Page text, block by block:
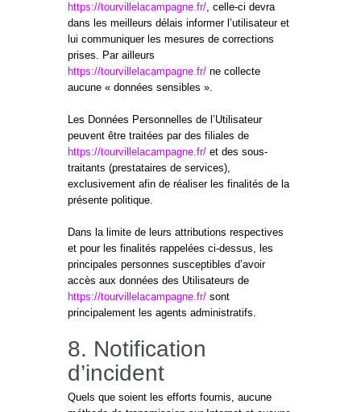
https://tourvillelacampagne.fr/, celle-ci devra
dans les meilleurs délais informer l’utilisateur et
lui communiquer les mesures de corrections
prises. Par ailleurs
https://tourvillelacampagne.fr/ ne collecte
aucune « données sensibles ».
Les Données Personnelles de l’Utilisateur
peuvent être traitées par des filiales de
https://tourvillelacampagne.fr/ et des sous-
traitants (prestataires de services),
exclusivement afin de réaliser les finalités de la
présente politique.
Dans la limite de leurs attributions respectives
et pour les finalités rappelées ci-dessus, les
principales personnes susceptibles d’avoir
accès aux données des Utilisateurs de
https://tourvillelacampagne.fr/ sont
principalement les agents administratifs.
8. Notification
d’incident
Quels que soient les efforts fournis, aucune